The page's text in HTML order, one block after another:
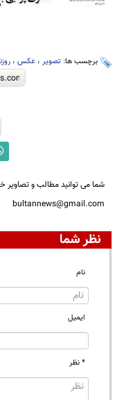
برچسب ها: تصویر ، عکس ،
شما می توانید مطالب و تصاویر
bultannews@gmail.com
نظر شما
نام
ایمیل
* نظر